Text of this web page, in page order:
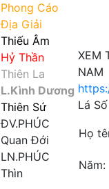
Phong Cáo
Địa Giải
Thiếu Âm
Hỷ Thần
Thiên La
L.Kình Dương
Thiên Sứ
ĐV.PHÚC
Quan Đới
LN.PHÚC
Thìn
XEM
NAM
Lá
Họ
Năm: